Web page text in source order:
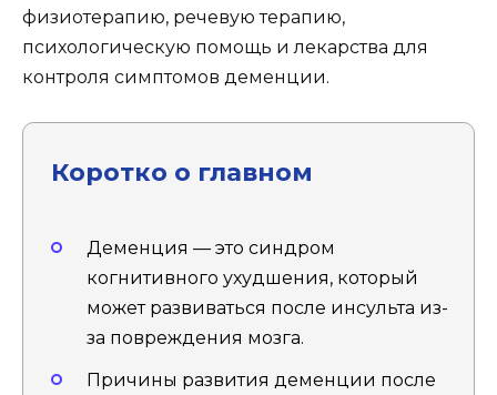
физиотерапию, речевую терапию,
психологическую помощь и лекарства для
контроля симптомов деменции.
Коротко о главном
Деменция — это синдром
когнитивного ухудшения, который
может развиваться после инсульта из-
за повреждения мозга.
Причины развития деменции после